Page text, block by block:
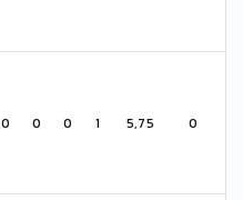
0 0 0 1 5,75 0